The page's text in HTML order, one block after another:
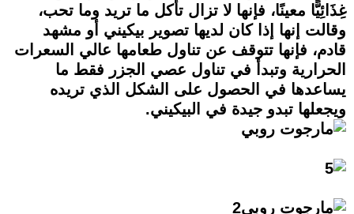
غِذَائِيًّا معينًا، فإنها لا تزال تأكل ما تريد وما تحب،
وقالت إنها إذا كان لديها تصوير بيكيني أو مشهد
قادم، فإنها تتوقف عن تناول طعامها عالي السعرات
الحرارية وتبدأ في تناول عصي الجزر فقط ما
يساعدها في الحصول على الشكل الذي تريده
ويجعلها تبدو جيدة في البيكيني.